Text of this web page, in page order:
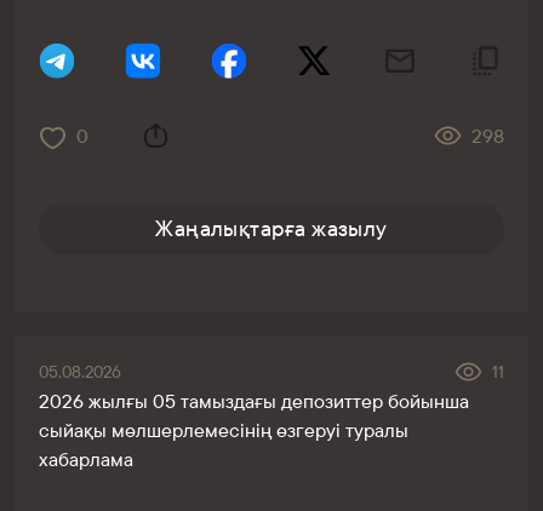
0 298
Жаңалықтарға жазылу
05.08.2026 11
2026 жылғы 05 тамыздағы депозиттер бойынша
сыйақы мөлшерлемесінің өзгеруі туралы
хабарлама